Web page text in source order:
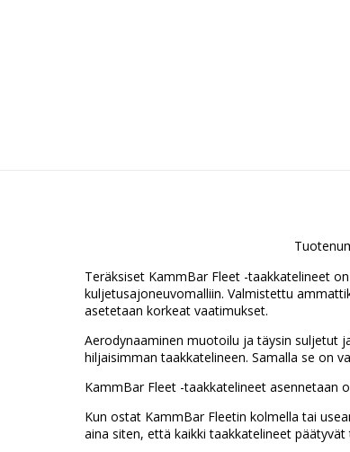
Teräksiset KammBar Fleet -taakkatelineet
kuljetusajoneuvomalliin. Valmistettu
asetetaan korkeat vaatimukset.
Aerodynaaminen muotoilu ja täysin suljetut
hiljaisimman taakkatelineen. Samalla se on
KammBar Fleet -taakkatelineet asennetaan
Kun ostat KammBar Fleetin kolmella tai
aina siten, että kaikki taakkatelineet